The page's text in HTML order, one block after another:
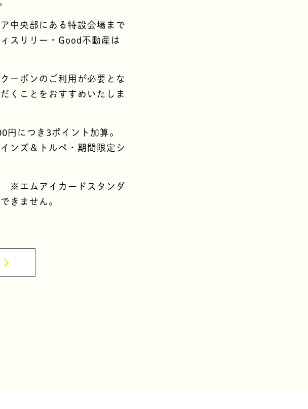
中央部にある特設会場まで
スリリー・Good不動産は
ーポンのご利用が必要とな
くことをおすすめいたしま
につき3ポイント加算。
ンズ＆トルペ・期間限定シ
※エムアイカードスタンダ
きません。